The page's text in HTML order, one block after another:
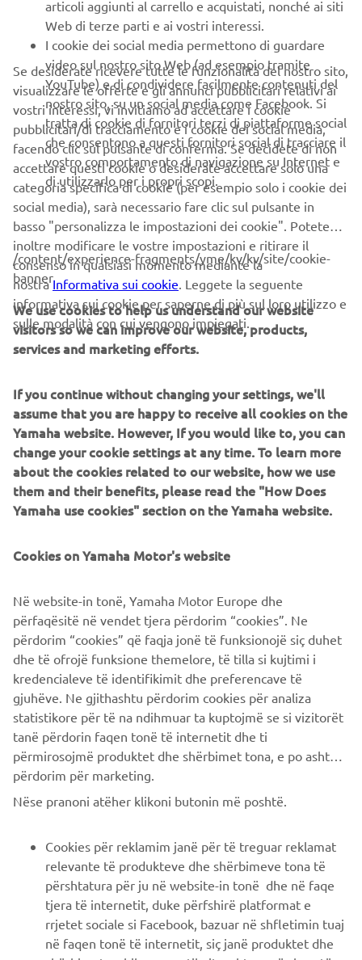
Il trial è una competizione in cui i rider devono percorrere
un circuito definito su terreno naturale, caratterizzato per
esempio da rocce affioranti e alberi, senza mai poggiare i
piedi a terra. Se ciò accade, vengono loro tolti dei punti.
Questi sono fondamentali per le posizioni finali, che
vengono assegnate in base al totale dei punteggi ottenuti
nelle diverse sezioni.
La competizione di maggior livello in questo sport è il
Campionato Mondiale di Trial, organizzato dalla FIM e che
si corre principalmente in Europa. Nel 2017 è stato
istituito un nuovo campionato per moto elettriche, la Trial-
E Cup, che si è svolto insieme alle tappe del Campionato
Mondiale di TrialGP.
Nel 2018, la prima moto da trial elettrica firmata Yamaha,
la TY-E, ha preso parte alla Trial-E Cup nelle gare del
campionato in Francia e Belgio. All’interno dei
dipartimenti R&S di Yamaha è in corso un’iniziativa,
chiamata “Evolving R&D” (nota anche come “5% Rule”),
che permette di dedicare il 5% dell’orario lavorativo alla
ricerca volontaria e indipendente.
proprio nell’ambito di questo programma. La passione di
da trial elettrica in grado di competere a livello mondiale
non ha stimolato solamente i colleghi, ma anche Yamaha
stessa e il top rider giapponese Kenichi Kuroyama, che
hanno mosso i primi passi verso l’obiettivo di diventare i
migliori al mondo.
PIÙ YAMAHA
SUPPORTO
articoli aggiunti al carrello e acquistati, nonché ai siti
Web di terze parti e ai vostri interessi.
I cookie dei social media permettono di guardare
video sul nostro sito Web (ad esempio tramite
YouTube) e di condividere facilmente contenuti del
nostro sito, su un social media come Facebook. Si
tratta di cookie di fornitori terzi di piattaforme social
che consentono a questi fornitori social di tracciare il
vostro comportamento di navigazione su Internet e
di utilizzarlo per i propri scopi.
Se desiderate ricevere tutte le funzionalità del nostro sito,
visualizzare le offerte e gli annunci pubblicitari relativi ai
vostri interessi, vi invitiamo ad accettare i cookie
pubblicitari/di tracciamento e i cookie dei social media,
facendo clic sul pulsante di conferma. Se decidete di non
accettare questi cookie o desiderate accettare solo una
categoria specifica di cookie (per esempio solo i cookie dei
social media), sarà necessario fare clic sul pulsante in
basso "personalizza le impostazioni dei cookie". Potete
inoltre modificare le vostre impostazioni e ritirare il
consenso in qualsiasi momento mediante la
nostraInformativa sui cookie. Leggete la seguente
informativa sui cookie per saperne di più sul loro utilizzo e
sulle modalità con cui vengono impiegati.
/content/experience-fragments/yme/kv/kv/site/cookie-
banner
We use cookies to help us understand our website
visitors so we can improve our website, products,
services and marketing efforts.
If you continue without changing your settings, we'll
assume that you are happy to receive all cookies on the
Yamaha website. However, If you would like to, you can
change your cookie settings at any time. To learn more
about the cookies related to our website, how we use
them and their benefits, please read the "How Does
Yamaha use cookies" section on the Yamaha website.
Cookies on Yamaha Motor's website
Në website-in tonë, Yamaha Motor Europe dhe
përfaqësitë në vendet tjera përdorim “cookies”. Ne
përdorim “cookies” që faqja jonë të funksionojë siç duhet
dhe të ofrojë funksione themelore, të tilla si kujtimi i
kredencialeve të identifikimit dhe preferencave të
gjuhëve. Ne gjithashtu përdorim cookies për analiza
statistikore për të na ndihmuar ta kuptojmë se si vizitorët
tanë përdorin faqen tonë të internetit dhe ti
përmirosojmë produktet dhe shërbimet tona, e po ashtu ti
përdorim për marketing.
Nëse pranoni atëher klikoni butonin më poshtë.
Cookies për reklamim janë për të treguar reklamat
relevante të produkteve dhe shërbimeve tona të
përshtatura për ju në website-in tonë dhe në faqe
tjera të internetit, duke përfshirë platformat e
rrjetet sociale si Facebook, bazuar në shfletimin tuaj
në faqen tonë të internetit, siç janë produktet dhe